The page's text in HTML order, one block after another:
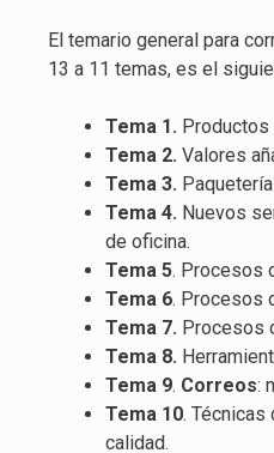
El temario general para
13 a 11 temas, es el
Tema 1.
Tema 2. Valores
Tema 3.
Tema 4. Nuevos
de oficina.
Tema 5. Procesos
Tema 6. Procesos
Tema 7. Procesos
Tema 8.
Tema 9. Correos:
Tema 10. Técnicas
calidad.